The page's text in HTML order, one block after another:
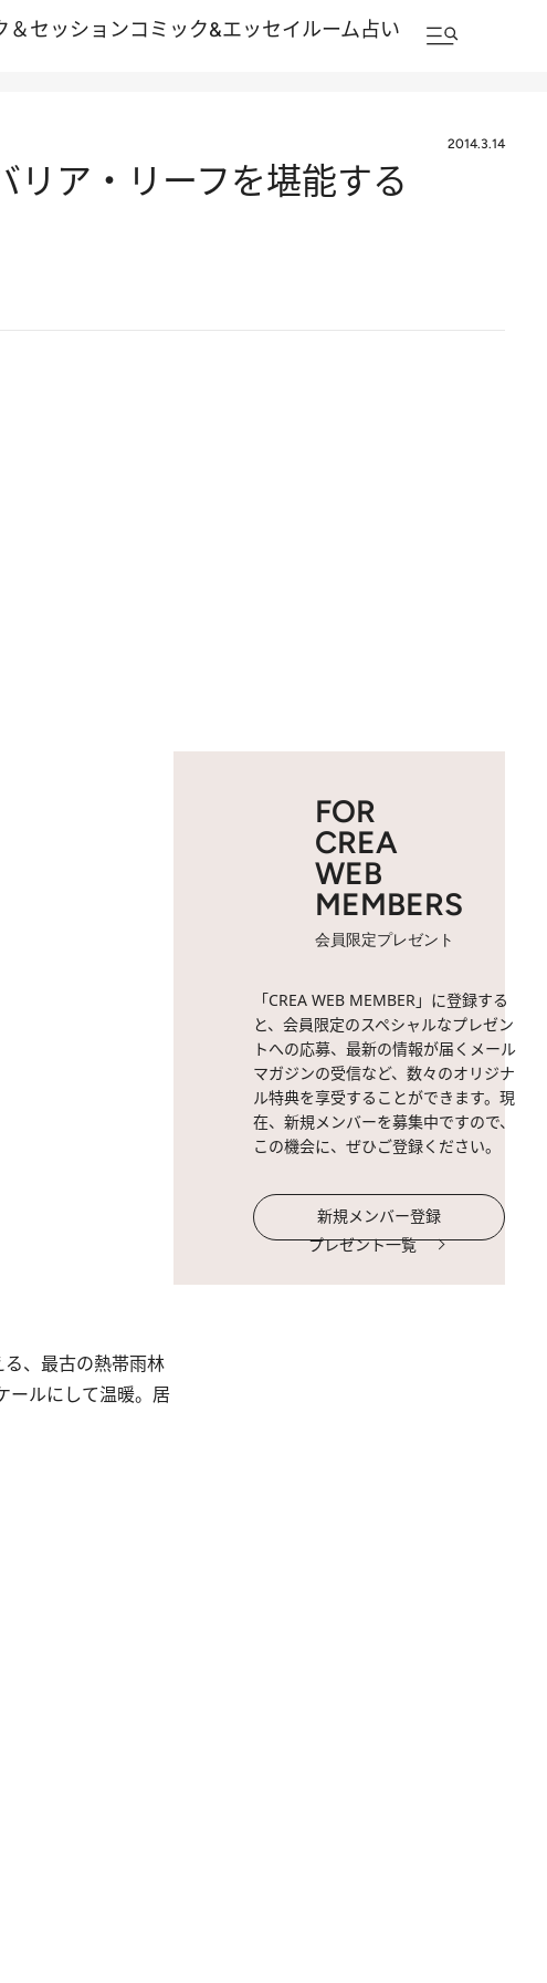
＆セッションコミック&エッセイルーム占い
2014.3.14
ア・リーフを堪能する
、最古の熱帯雨林
ールにして温暖。居
FOR
CREA
WEB
MEMBERS
会員限定プレゼント
「CREA WEB MEMBER」に登録する
と、会員限定のスペシャルなプレゼン
トへの応募、最新の情報が届くメール
マガジンの受信など、数々のオリジナ
ル特典を享受することができます。現
在、新規メンバーを募集中ですので、
この機会に、ぜひご登録ください。
新規メンバー登録
プレゼント一覧